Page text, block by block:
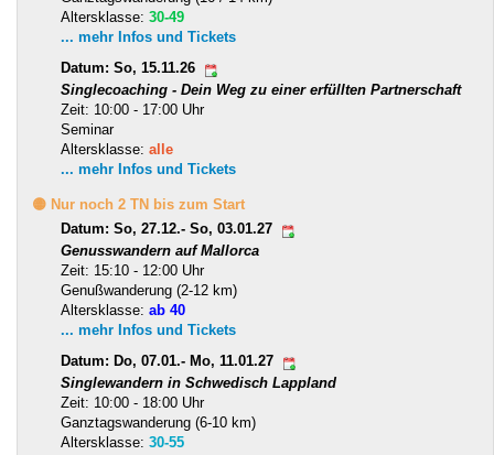
Altersklasse: 30-49
... mehr Infos und Tickets
Datum: So, 15.11.26
Singlecoaching - Dein Weg zu einer erfüllten Partnerschaft
Zeit: 10:00 - 17:00 Uhr
Seminar
Altersklasse: alle
... mehr Infos und Tickets
🟡 Nur noch 2 TN bis zum Start
Datum: So, 27.12.- So, 03.01.27
Genusswandern auf Mallorca
Zeit: 15:10 - 12:00 Uhr
Genußwanderung (2-12 km)
Altersklasse: ab 40
... mehr Infos und Tickets
Datum: Do, 07.01.- Mo, 11.01.27
Singlewandern in Schwedisch Lappland
Zeit: 10:00 - 18:00 Uhr
Ganztagswanderung (6-10 km)
Altersklasse: 30-55